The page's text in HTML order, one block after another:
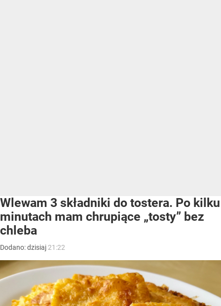
Wlewam 3 składniki do tostera. Po kilku
minutach mam chrupiące „tosty” bez
chleba
Dodano:dzisiaj 21:22